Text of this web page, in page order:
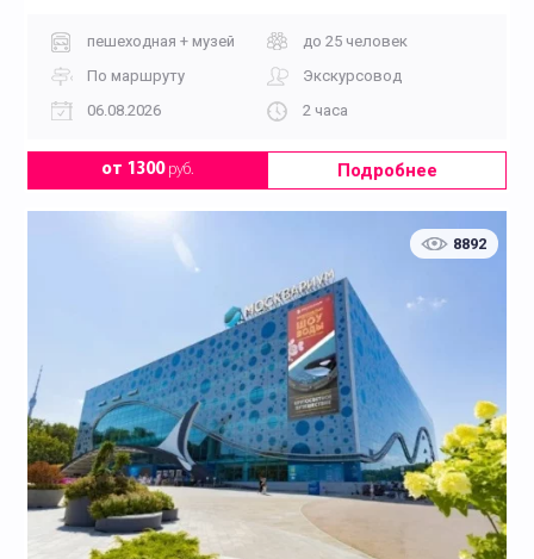
пешеходная + музей
до 25 человек
По маршруту
Экскурсовод
06.08.2026
2 часа
от 1300руб. Подробнее
8892